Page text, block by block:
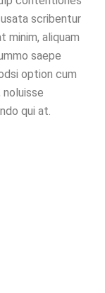
scribentur
minim, aliquam
saepe
option cum
qui at.